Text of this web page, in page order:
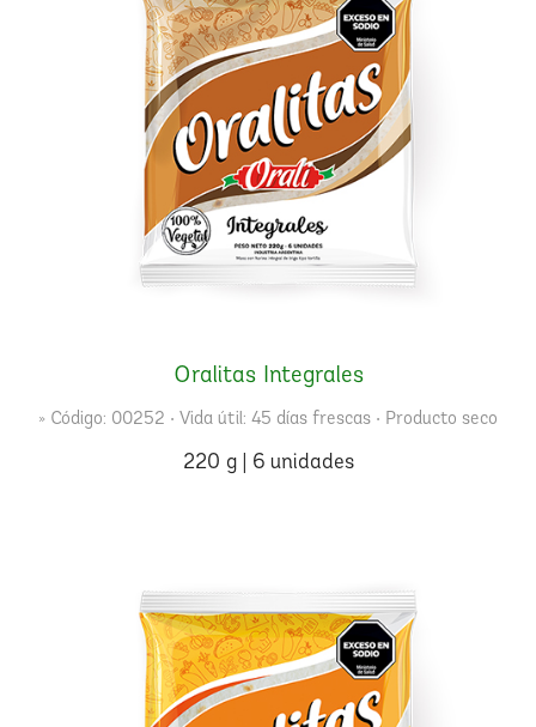
Oralitas Integrales
» Código: 00252 • Vida útil: 45 días frescas • Producto seco
220 g | 6 unidades